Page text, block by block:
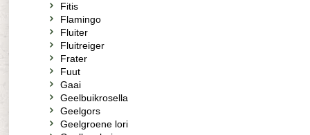
Fitis
Flamingo
Fluiter
Fluitreiger
Frater
Fuut
Gaai
Geelbuikrosella
Geelgors
Geelgroene lori